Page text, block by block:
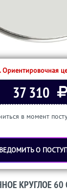
Ориентировочная
37 310
в момент
О
КРУГЛОЕ 60